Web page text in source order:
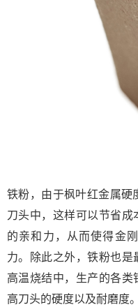
铁粉，由于枫叶红金属硬
刀头中，这样可以节省
的亲和力，从而使得金
力。除此之外，铁粉也
高温烧结中，生产的各
高刀头的硬度以及耐磨度。